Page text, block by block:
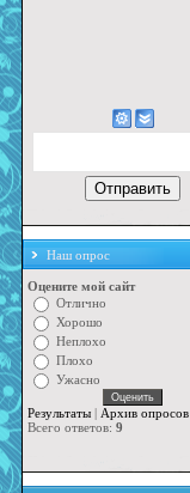
Наш опрос
Оцените мой сайт
Отлично
Хорошо
Неплохо
Плохо
Ужасно
Результаты | Архив опросов
Всего ответов: 9